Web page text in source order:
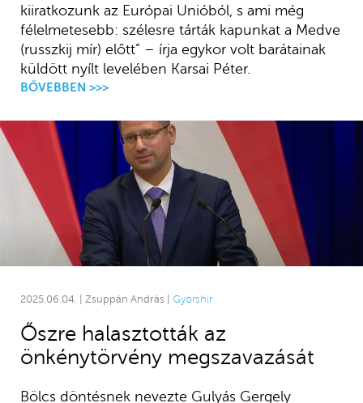
kiiratkozunk az Európai Unióból, s ami még
félelmetesebb: szélesre tárták kapunkat a Medve
(russzkij mír) előtt” – írja egykor volt barátainak
küldött nyílt levelében Karsai Péter.
BŐVEBBEN >>>
2025.06.04. | Zsuppán András | Gyorshír
Őszre halasztották az
önkénytörvény megszavazását
Bölcs döntésnek nevezte Gulyás Gergely